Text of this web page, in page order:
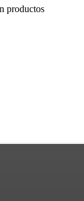
productos